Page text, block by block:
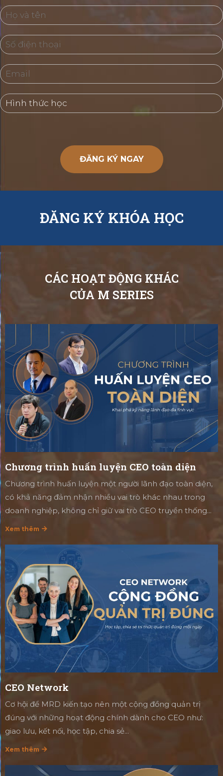
ĐĂNG KÝ KHÓA HỌC
CÁC HOẠT ĐỘNG KHÁC
CỦA M SERIES
Chương trình huấn luyện CEO toàn diện
Chương trình huấn luyện một người lãnh đạo toàn diện,
có khả năng đảm nhận nhiều vai trò khác nhau trong
doanh nghiệp, không chỉ giữ vai trò CEO truyền thống...
Xem thêm
CEO Network
Cơ hội để MRD kiến tạo nên một cộng đồng quản trị
đúng với những hoạt động chính dành cho CEO như:
giao lưu, kết nối, học tập, chia sẻ...
Xem thêm